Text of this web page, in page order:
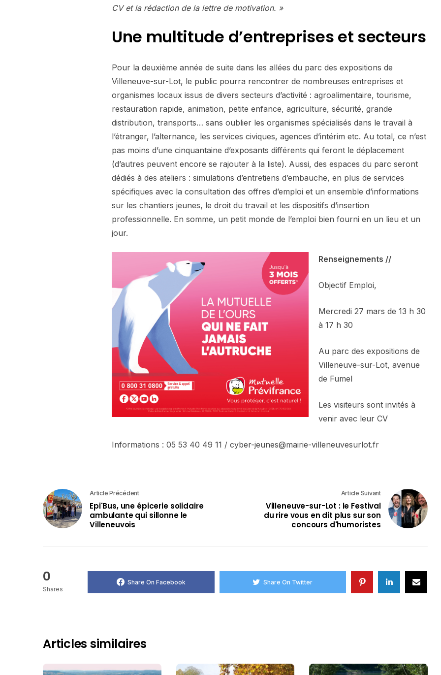
CV et la rédaction de la lettre de motivation. »
Une multitude d’entreprises et secteurs
Pour la deuxième année de suite dans les allées du parc des expositions de
Villeneuve-sur-Lot, le public pourra rencontrer de nombreuses entreprises et
organismes locaux issus de divers secteurs d’activité : agroalimentaire, tourisme,
restauration rapide, animation, petite enfance, agriculture, sécurité, grande
distribution, transports… sans oublier les organismes spécialisés dans le travail à
l’étranger, l’alternance, les services civiques, agences d’intérim etc. Au total, ce n’est
pas moins d’une cinquantaine d’exposants différents qui feront le déplacement
(d’autres peuvent encore se rajouter à la liste). Aussi, des espaces du parc seront
dédiés à des ateliers : simulations d’entretiens d’embauche, en plus de services
spécifiques avec la consultation des offres d’emploi et un ensemble d’informations
sur les chantiers jeunes, le droit du travail et les dispositifs d’insertion
professionnelle. En somme, un petit monde de l’emploi bien fourni en un lieu et un
jour.
Renseignements //
Objectif Emploi,
Mercredi 27 mars de 13 h 30
à 17 h 30
Au parc des expositions de
Villeneuve-sur-Lot, avenue
de Fumel
Les visiteurs sont invités à
venir avec leur CV
Informations : 05 53 40 49 11 / cyber-jeunes@mairie-villeneuvesurlot.fr
Article Précédent
Epi'Bus, une épicerie solidaire
ambulante qui sillonne le
Villeneuvois
Article Suivant
Villeneuve-sur-Lot : le Festival
du rire vous en dit plus sur son
concours d'humoristes
0
Shares
Share On Facebook Share On Twitter
Articles similaires